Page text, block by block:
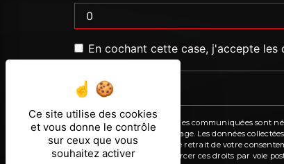
En cochant cette case, j'accepte
** Les données personnelles communiquées sont
de répondre à votre message. Les données
limitation, d’opposition, de retrait de votre
mortem. Vous pouvez exercer ces droits par voie
Ce site utilise des cookies
et vous donne le contrôle
sur ceux que vous
souhaitez activer